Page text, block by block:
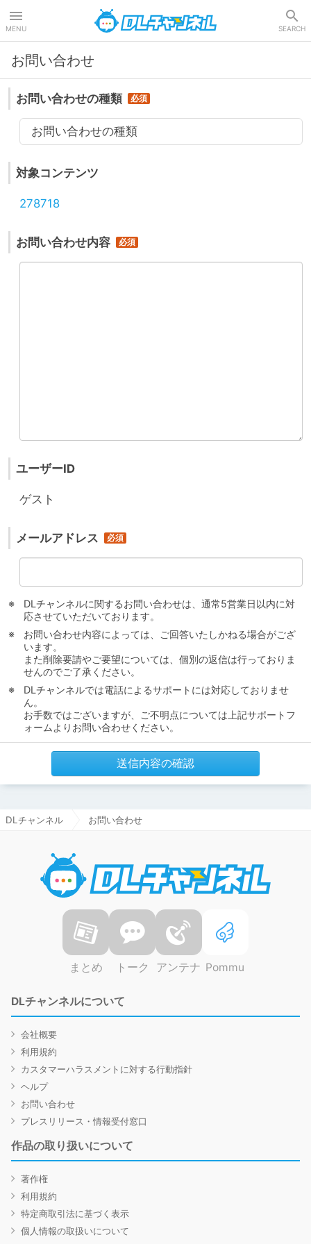
MENU SEARCH
お問い合わせ
お問い合わせの種類
お問い合わせの種類
対象コンテンツ
278718
お問い合わせ内容
ユーザーID
ゲスト
メールアドレス
DLチャンネルに関するお問い合わせは、通常5営業日以内に対
応させていただいております。
お問い合わせ内容によっては、ご回答いたしかねる場合がござ
います。
また削除要請やご要望については、個別の返信は行っておりま
せんのでご了承ください。
DLチャンネルでは電話によるサポートには対応しておりませ
ん。
お手数ではございますが、ご不明点については上記サポートフ
ォームよりお問い合わせください。
送信内容の確認
DLチャンネル お問い合わせ
まとめ トーク アンテナ Pommu
DLチャンネルについて
会社概要
利用規約
カスタマーハラスメントに対する行動指針
ヘルプ
お問い合わせ
プレスリリース・情報受付窓口
作品の取り扱いについて
著作権
利用規約
特定商取引法に基づく表示
個人情報の取扱いについて